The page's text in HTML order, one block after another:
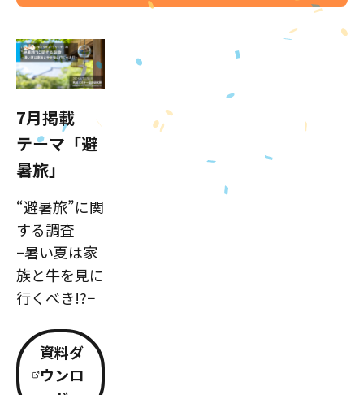
7月掲載
テーマ「避
暑旅」
“避暑旅”に関
する調査
−暑い夏は家
族と牛を見に
行くべき!?−
資料ダ
ウンロ